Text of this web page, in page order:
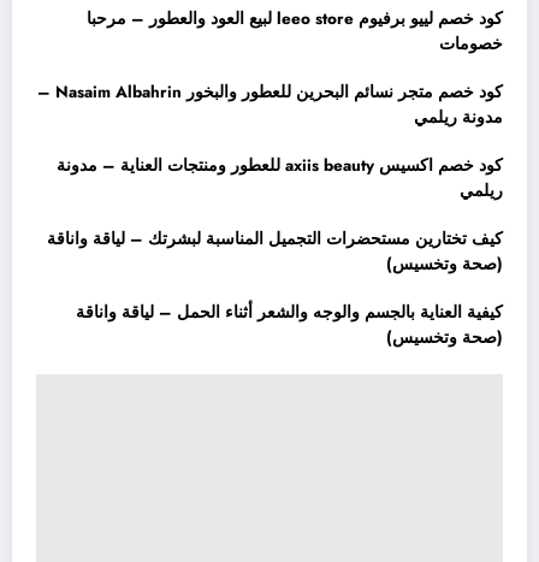
كود خصم لييو برفيوم leeo store لبيع العود والعطور – مرحبا
خصومات
كود خصم متجر نسائم البحرين للعطور والبخور Nasaim Albahrin –
مدونة ريلمي
كود خصم اكسيس axiis beauty للعطور ومنتجات العناية – مدونة
ريلمي
كيف تختارين مستحضرات التجميل المناسبة لبشرتك – لياقة واناقة
(صحة وتخسيس)
كيفية العناية بالجسم والوجه والشعر أثناء الحمل – لياقة واناقة
(صحة وتخسيس)